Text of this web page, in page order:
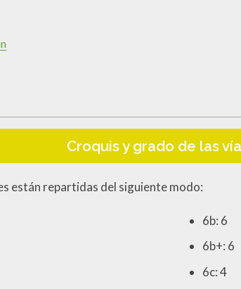
Croquis y grado de las
están repartidas del siguiente modo:
6b: 6
6b+: 6
6c: 4